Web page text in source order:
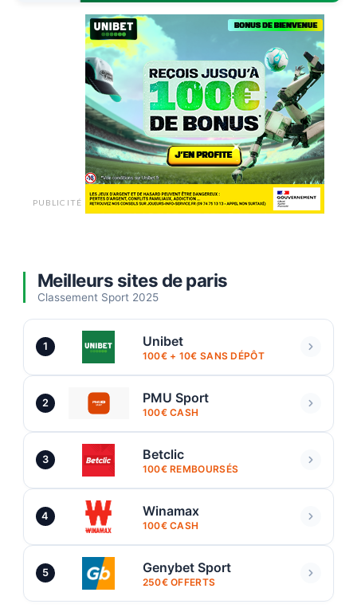
PUBLICITÉ
Meilleurs sites de paris
Classement Sport 2025
1 Unibet
100€ + 10€ SANS DÉPÔT
2 PMU Sport
100€ CASH
3 Betclic
100€ REMBOURSÉS
4 Winamax
100€ CASH
5 Genybet Sport
250€ OFFERTS